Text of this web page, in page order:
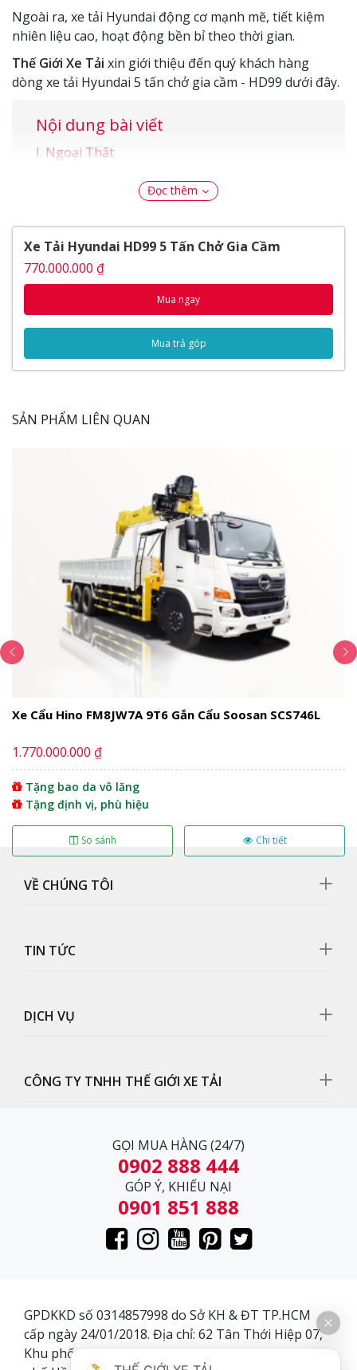
Ngoài ra, xe tải Hyundai động cơ mạnh mẽ, tiết kiệm
nhiên liệu cao, hoạt động bền bỉ theo thời gian.
Thế Giới Xe Tải xin giới thiệu đến quý khách hàng
dòng xe tải Hyundai 5 tấn chở gia cầm - HD99 dưới đây.
Nội dung bài viết
Ngoại Thất
Cụm đèn pha
Cần gạt số
Ghế ngồi
Vận hành
Nhíp xe
Thông số kỹ thuật
Thông số chung
Hệ thống phanh
xe tải Hyundai5 tấn chở gia cầm - HD99 có
cấu tạo rất chắc chắn và bền vững. Tất cả các bộ phận
trên xe được thiết kế tinh tế, chịu lực và vận hành rất
êm ái. Mặt trước ga lăng xe có thiết kế dạng khí động
học giúp tiết kiệm nhiên liệu cao, động cơ hoạt động
mạnh mẽ hơn.
Cần gạt nước
Cần gạt nước xe tải Hyundai 5 tấn chở gia cầm - HD99
- HD99 có độ chiếu sáng cao đảm bảo an toàn cho
Nội Thất
Đọc thêm
Xe Tải Hyundai HD99 5 Tấn Chở Gia Cầm
770.000.000 ₫
Mua ngay
Mua trả góp
SẢN PHẨM LIÊN QUAN
Xe Cẩu Hino FM8JW7A 9T6 Gắn Cẩu Soosan SCS746L
1.770.000.000 ₫
Tặng bao da vô lăng
Tặng định vị, phù hiệu
So sánh Chi tiết
VỀ CHÚNG TÔI
TIN TỨC
DỊCH VỤ
CÔNG TY TNHH THẾ GIỚI XE TẢI
GỌI MUA HÀNG (24/7)
0902 888 444
GÓP Ý, KHIẾU NẠI
0901 851 888
GPDKKD số 0314857998 do Sở KH & ĐT TP.HCM
cấp ngày 24/01/2018. Địa chỉ: 62 Tân Thới Hiệp 07,
Khu phố 3, Phường Tân Thới Hiệp, Quận 12, Thành